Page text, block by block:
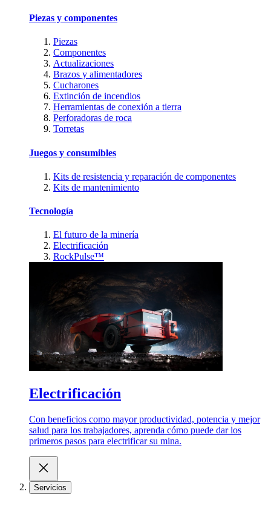
Piezas y componentes
Piezas
Componentes
Actualizaciones
Brazos y alimentadores
Cucharones
Extinción de incendios
Herramientas de conexión a tierra
Perforadoras de roca
Torretas
Juegos y consumibles
Kits de resistencia y reparación de componentes
Kits de mantenimiento
Tecnología
El futuro de la minería
Electrificación
RockPulse™
Electrificación
Con beneficios como mayor productividad, potencia y mejor
salud para los trabajadores, aprenda cómo puede dar los
primeros pasos para electrificar su mina.
Servicios